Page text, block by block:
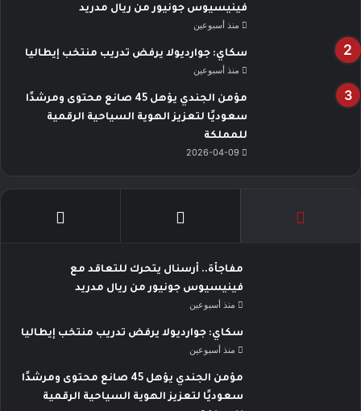
فينيسيوس جونيور من ريال مدريد
منذ أسبوعين
سكاي: جوارديولا يرفض تدريب منتخب إيطاليا
منذ أسبوعين
مؤمن الجندي يؤهل 45 صانع محتوى ومرشدًا
سعوديًا لتعزيز الهوية السياحية الرقمية
للمملكة
2026-04-09
مفاجأة.. أرسنال يتحرك للتعاقد مع
فينيسيوس جونيور من ريال مدريد
منذ أسبوعين
سكاي: جوارديولا يرفض تدريب منتخب إيطاليا
منذ أسبوعين
مؤمن الجندي يؤهل 45 صانع محتوى ومرشدًا
سعوديًا لتعزيز الهوية السياحية الرقمية